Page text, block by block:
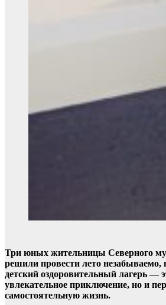
Три юных жительницы Северного
решили провести лето незабываемо,
детский оздоровительный лагерь —
увлекательное приключение, но и
самостоятельную жизнь.